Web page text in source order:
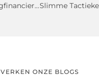
Maak Woningfinanciering Eenvoudig met Deskundig Hypotheekadvies
VERKEN ONZE BLOGS